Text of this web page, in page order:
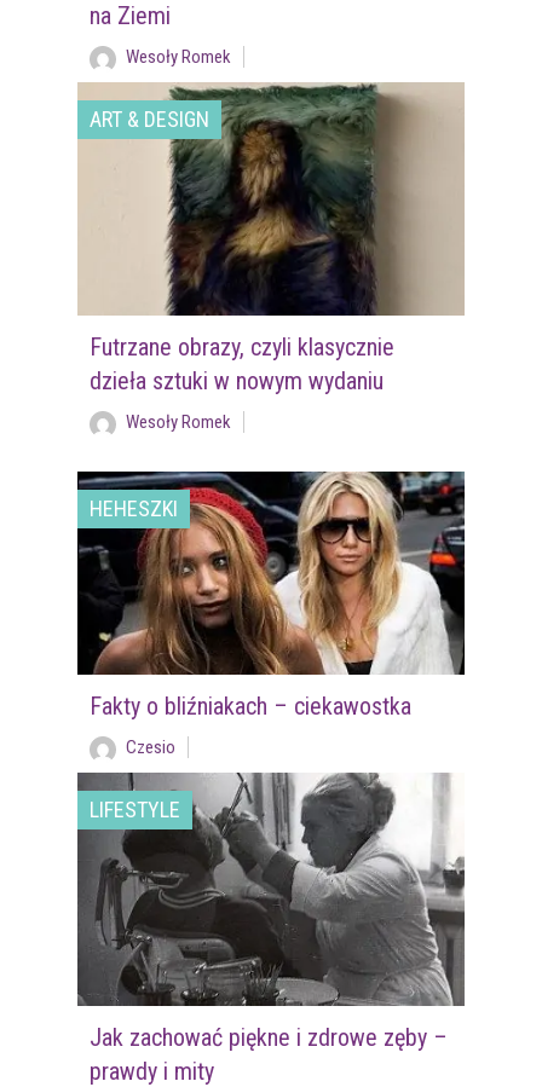
na Ziemi
Wesoły Romek
ART & DESIGN
Futrzane obrazy, czyli klasycznie
dzieła sztuki w nowym wydaniu
Wesoły Romek
HEHESZKI
Fakty o bliźniakach – ciekawostka
Czesio
LIFESTYLE
Jak zachować piękne i zdrowe zęby –
prawdy i mity